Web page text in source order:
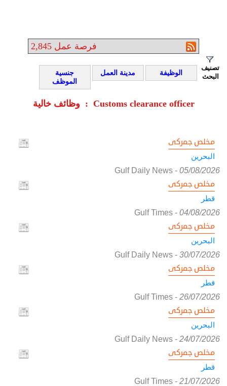
2,845 فرصة عمل
تصنيف
البحث
الوظيفة مدينة العمل
جنسية
الموظف
وظائف خالية : Customs clearance officer
مخلص جمركى
البحرين
Gulf Daily News- 05/08/2026
مخلص جمركى
قطر
Gulf Times- 04/08/2026
مخلص جمركى
البحرين
Gulf Daily News- 30/07/2026
مخلص جمركى
قطر
Gulf Times- 26/07/2026
مخلص جمركى
البحرين
Gulf Daily News- 24/07/2026
مخلص جمركى
قطر
Gulf Times- 21/07/2026